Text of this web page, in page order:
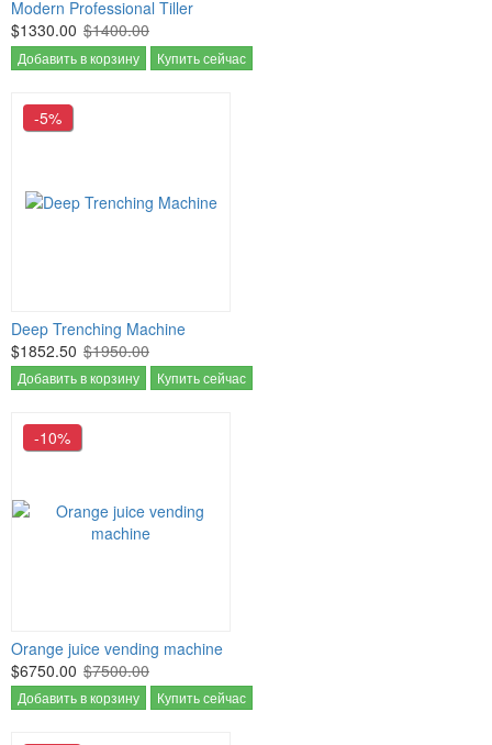
Modern Professional Tiller
$1330.00 $1400.00
Добавить в корзину Купить сейчас
-5%
Deep Trenching Machine
$1852.50 $1950.00
Добавить в корзину Купить сейчас
-10%
Orange juice vending machine
$6750.00 $7500.00
Добавить в корзину Купить сейчас